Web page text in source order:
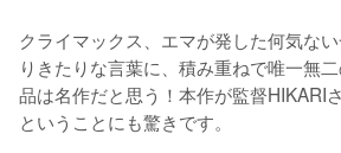
クライマックス、エマが発した何気な
りきたりな言葉に、積み重ねで唯一無
品は名作だと思う！本作が監督HIKARI
ということにも驚きです。